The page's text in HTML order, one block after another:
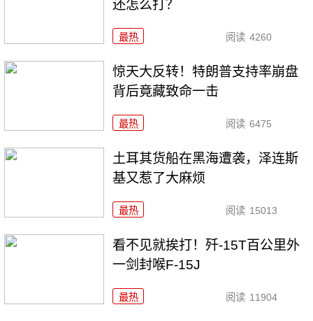
还怎么打？
最热 阅读 4260
惊天大反转！特朗普支持率崩盘
背后竟藏致命一击
最热 阅读 6475
土耳其货船在黑海遭袭，泽连斯
基又惹了大麻烦
最热 阅读 15013
看不见就挨打！歼-15T百公里外
一剑封喉F-15J
最热 阅读 11904